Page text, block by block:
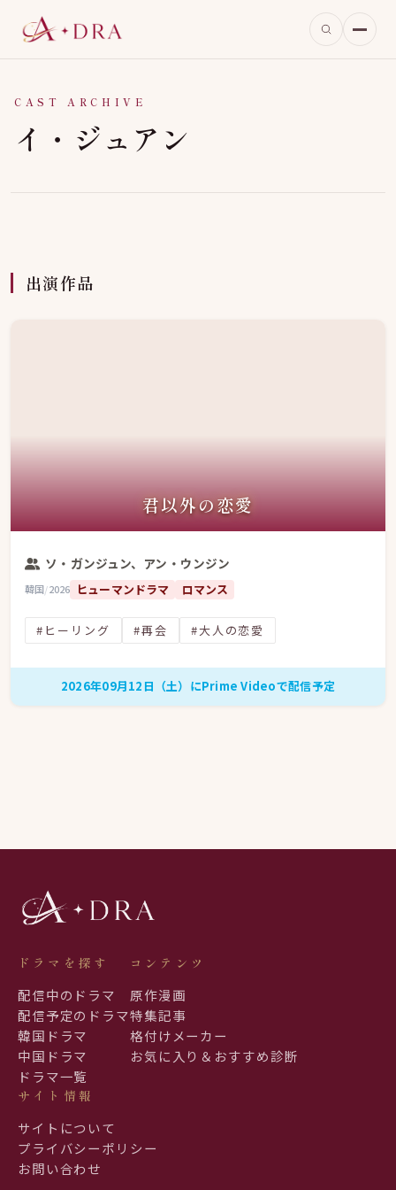
CAST ARCHIVE
イ・ジュアン
出演作品
君以外の恋愛
ソ・ガンジュン、アン・ウンジン
韓国/2026 ヒューマンドラマ ロマンス
#ヒーリング #再会 #大人の恋愛
2026年09月12日（土）にPrime Videoで配信予定
ドラマを探す
配信中のドラマ
配信予定のドラマ
韓国ドラマ
中国ドラマ
ドラマ一覧
コンテンツ
原作漫画
特集記事
格付けメーカー
お気に入り＆おすすめ診断
サイト情報
サイトについて
プライバシーポリシー
お問い合わせ